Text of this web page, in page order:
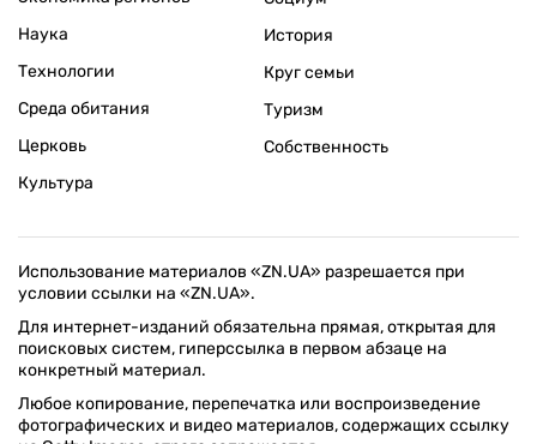
Наука
Технологии
Среда обитания
Церковь
Культура
История
Круг семьи
Туризм
Собственность
Использование материалов «ZN.UA» разрешается при
условии ссылки на «ZN.UA».
Для интернет-изданий обязательна прямая, открытая для
поисковых систем, гиперссылка в первом абзаце на
конкретный материал.
Любое копирование, перепечатка или воспроизведение
фотографических и видео материалов, содержащих ссылку